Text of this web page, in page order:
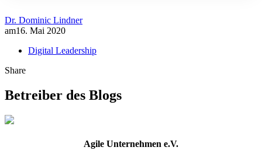
Dr. Dominic Lindner
am16. Mai 2020
Digital Leadership
Share
Betreiber des Blogs
Agile Unternehmen e.V.